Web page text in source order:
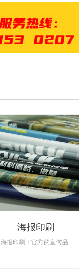
海报印刷
海报印刷：官方的宣传品